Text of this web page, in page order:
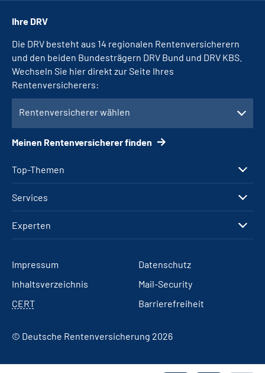
Top-Themen
Services
Experten
Ihre DRV
Die DRV besteht aus 14 regionalen Rentenversicherern
und den beiden Bundesträgern DRV Bund und DRV KBS.
Wechseln Sie hier direkt zur Seite Ihres
Rentenversicherers:
Rentenversicherer wählen
Meinen Rentenversicherer finden
Impressum
Datenschutz
Inhaltsverzeichnis
Mail-Security
CERT
Barrierefreiheit
© Deutsche Rentenversicherung 2026